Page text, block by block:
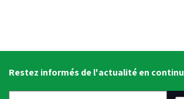
Restez informés de l'actualité en continu